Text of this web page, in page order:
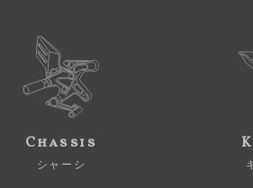
Chassis
シャーシ